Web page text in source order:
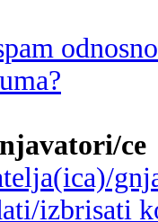
ce
izbrisati